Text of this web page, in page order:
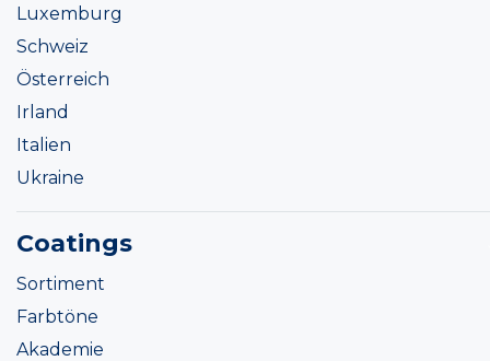
Luxemburg
Schweiz
Österreich
Irland
Italien
Ukraine
Coatings
Sortiment
Farbtöne
Akademie